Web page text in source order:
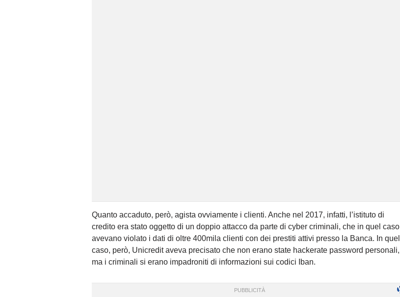
Quanto accaduto, però, agista ovviamente i clienti. Anche nel 2017, infatti, l’istituto di
credito era stato oggetto di un doppio attacco da parte di cyber criminali, che in quel caso
avevano violato i dati di oltre 400mila clienti con dei prestiti attivi presso la Banca. In quel
caso, però, Unicredit aveva precisato che non erano state hackerate password personali,
ma i criminali si erano impadroniti di informazioni sui codici Iban.